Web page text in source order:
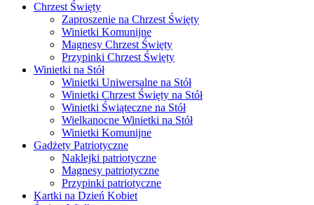
Chrzest Święty
Zaproszenie na Chrzest Święty
Winietki Komunijne
Magnesy Chrzest Święty
Przypinki Chrzest Święty
Winietki na Stół
Winietki Uniwersalne na Stół
Winietki Chrzest Święty na Stół
Winietki Świąteczne na Stół
Wielkanocne Winietki na Stół
Winietki Komunijne
Gadżety Patriotyczne
Naklejki patriotyczne
Magnesy patriotyczne
Przypinki patriotyczne
Kartki na Dzień Kobiet